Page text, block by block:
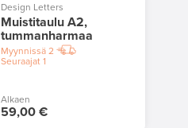
Design Letters
Muistitaulu A2,
tummanharmaa
Myynnissä2
Seuraajat1
Alkaen
59,00 €